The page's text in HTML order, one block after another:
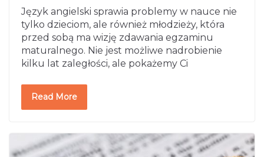
Język angielski sprawia problemy w nauce nie
tylko dzieciom, ale również młodzieży, która
przed sobą ma wizję zdawania egzaminu
maturalnego. Nie jest możliwe nadrobienie
kilku lat zaległości, ale pokażemy Ci
Read More